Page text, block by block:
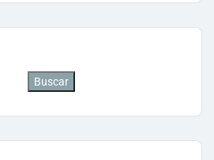
Buscar